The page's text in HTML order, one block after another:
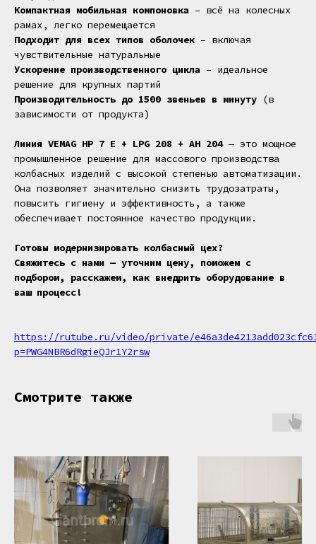
Компактная мобильная компоновка – всё на колесных
рамах, легко перемещается
Подходит для всех типов оболочек – включая
чувствительные натуральные
Ускорение производственного цикла – идеальное
решение для крупных партий
Производительность до 1500 звеньев в минуту (в
зависимости от продукта)
Линия VEMAG HP 7 E + LPG 208 + AH 204— это мощное
промышленное решение для массового производства
колбасных изделий с высокой степенью автоматизации.
Она позволяет значительно снизить трудозатраты,
повысить гигиену и эффективность, а также
обеспечивает постоянное качество продукции.
Готовы модернизировать колбасный цех?
Свяжитесь с нами — уточним цену, поможем с
подбором, расскажем, как внедрить оборудование в
ваш процесс!
https://rutube.ru/video/private/
p=PWG4NBR6dRgieQJr1Y2rsw
Смотрите также